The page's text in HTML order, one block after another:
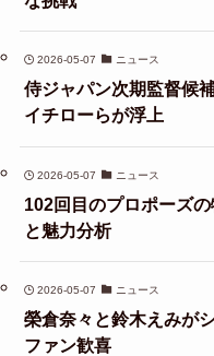
2026-05-07 ニュース
侍ジャパン次期監督候
イチローらが浮上
2026-05-07 ニュース
102回目のプロポーズ
と魅力分析
2026-05-07 ニュース
榮倉奈々と鈴木えみが
ファン歓喜